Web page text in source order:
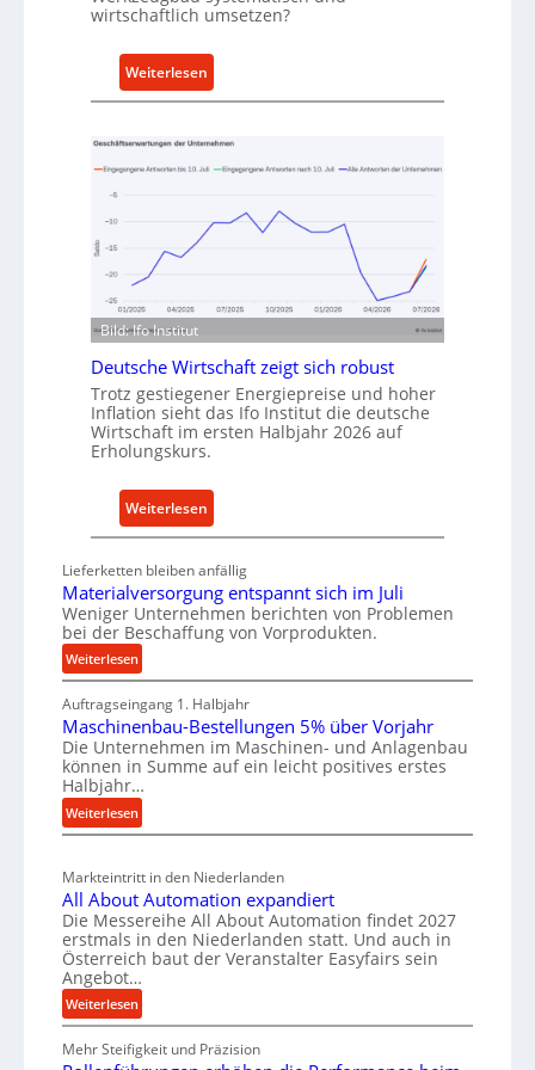
A
k
a
f
v
n
u
s
t
r
i
e
E
r
s
a
t
z
t
l
e
n
wirtschaftlich umsetzen?
Weiterlesen:
M
t
h
d
ü
r
n
a
c
a
l
i
g
e
W
r
k
z
e
a
u
p
r
e
s
Bild: Ifo Institut
Deutsche Wirtschaft zeigt sich robust
Trotz gestiegener Energiepreise und hoher
Inflation sieht das Ifo Institut die deutsche
Wirtschaft im ersten Halbjahr 2026 auf
Erholungskurs.
Weiterlesen:
D
u
t
s
h
e
W
s
h
a
f
t
i
g
Lieferketten bleiben anfällig
Materialversorgung entspannt sich im Juli
Weniger Unternehmen berichten von Problemen
bei der Beschaffung von Vorprodukten.
Weiterlesen:
M
a
t
e
r
i
a
l
e
r
s
o
g
u
n
g
Auftragseingang 1. Halbjahr
Maschinenbau-Bestellungen 5% über Vorjahr
Die Unternehmen im Maschinen- und Anlagenbau
können in Summe auf ein leicht positives erstes
Halbjahr…
Weiterlesen:
M
s
c
h
i
n
e
n
a
Markteintritt in den Niederlanden
All About Automation expandiert
Die Messereihe All About Automation findet 2027
erstmals in den Niederlanden statt. Und auch in
Österreich baut der Veranstalter Easyfairs sein
Angebot…
Weiterlesen:
A
l
Mehr Steifigkeit und Präzision